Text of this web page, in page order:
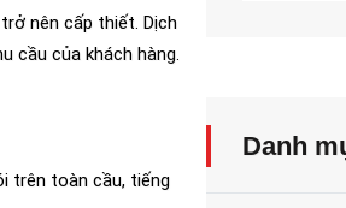
nên cấp thiết. Dịch
cầu của khách hàng.
trên toàn cầu, tiếng
Danh